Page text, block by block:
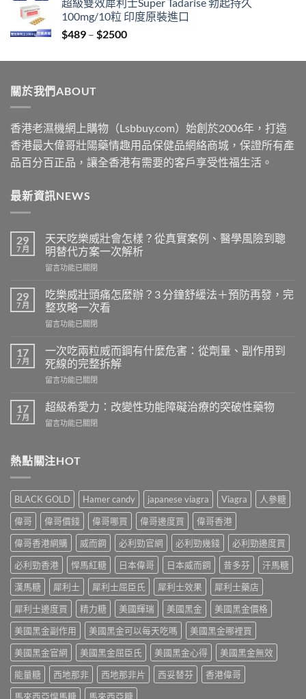
$329
through
$2199
100mg/10粒 印度原裝進口
$489 – $2500Price
$489
關於我們ABOUT
香港老濕機網上購物（Lsbbuy.com）始創於2006年，打造
香港最大偉哥壯陽藥情趣用品保健品網絡商城，保證所有產
品百分百正品，讓全香港有需要的客戶享受性福生活。
最新資訊NEWS
29
7 月
天天吃樂威壯會怎樣？從真實案例、醫學風險到聰
明替代方案一次解析
在
天
吃
樂
威
會
怎
樣？
從
實
案
例、
學
風
聰
明
替
代
方
案
一
次
解
析〉
中
留言功能已關閉
29
7 月
吃樂威壯頭痛怎麼辦？3 分鐘舒緩法＋預防再發，完
整攻略一次看
在
威
壯
頭
怎
辦？
鐘
法
＋
預
防
再
發，
完
整
略
一
次
看〉
中
留言功能已關閉
17
7 月
一次吃兩粒威而鋼有什麼危害：從劑量、副作用到
死線的完整拆解
在
次
吃
兩
而
什
麼
危
害：
從
劑
量、
副
用
到
死
線
的
完
整
拆
解〉
留言功能已關閉
17
7 月
超級希愛力：改變性功能障礙治療的突破性藥物
在
希
愛
改
變
性
功
能
障
礙
治
的
突
破
性
藥
物〉
中
留言功能已關閉
熱點關注HOT
BLACK GOLD Hamer candy japanese viagra Viagra
人參糖
偉哥
偉哥價錢 偉哥哪買 偉哥邊度買
偉哥香港
偉哥香港網購
威而鋼 必利勁官網 必利勁幾錢
必利勁邊度買
必利勁香港
悍馬紅糖 日本偉哥 日本威而鋼 昔多芬
汗馬糖
漢馬糖
犀利士 犀利士屈臣氏 犀利士效果
犀利士藥店
犀利士邊度買
精力糖 美國輝瑞 美國黑金
美國黑金價格
美國黑金副作用
美國黑金可以每天吃嗎
美國黑金哪裡買
美國黑金官網
美國黑金屈臣氏 美國黑金心得
美國黑金無效
能量糖
西地那非 西地那非片 西妥替芬
香港偉哥
馬來西亞悍馬糖
馬來西亞糖